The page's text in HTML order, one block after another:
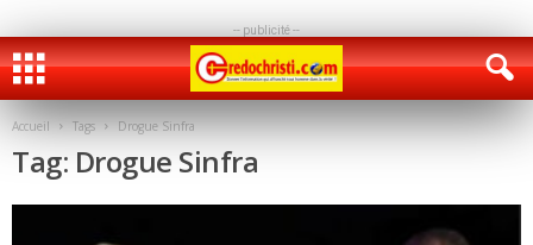
-- publicité --
Accueil Tags Drogue Sinfra
Tag: Drogue Sinfra